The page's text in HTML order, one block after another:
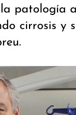
patología
cirrosis y